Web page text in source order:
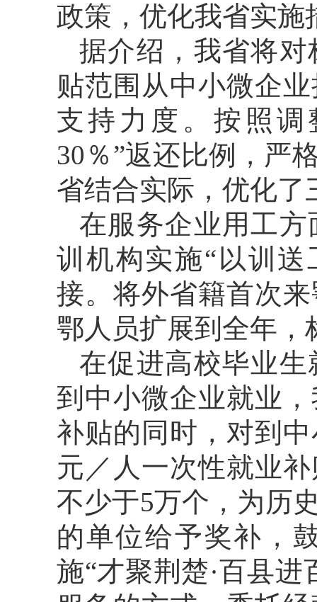
政策，优化我省实施
据介绍，我省将
贴范围从中小微企
支持力度。按照
30％”返还比例，严
省结合实际，优化了
在服务企业用工
训机构实施“以训
接。将外省籍首次
鄂人员扩展到全年，
在促进高校毕业
到中小微企业就业
补贴的同时，对到
元／人一次性就业
不少于5万个，为历
的单位给予奖补，
施“才聚荆楚·百县